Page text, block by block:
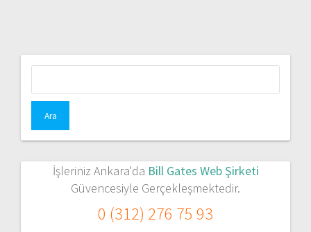
İşleriniz Ankara'da Bill Gates Web Şirketi
Güvencesiyle Gerçekleşmektedir.
0 (312) 276 75 93